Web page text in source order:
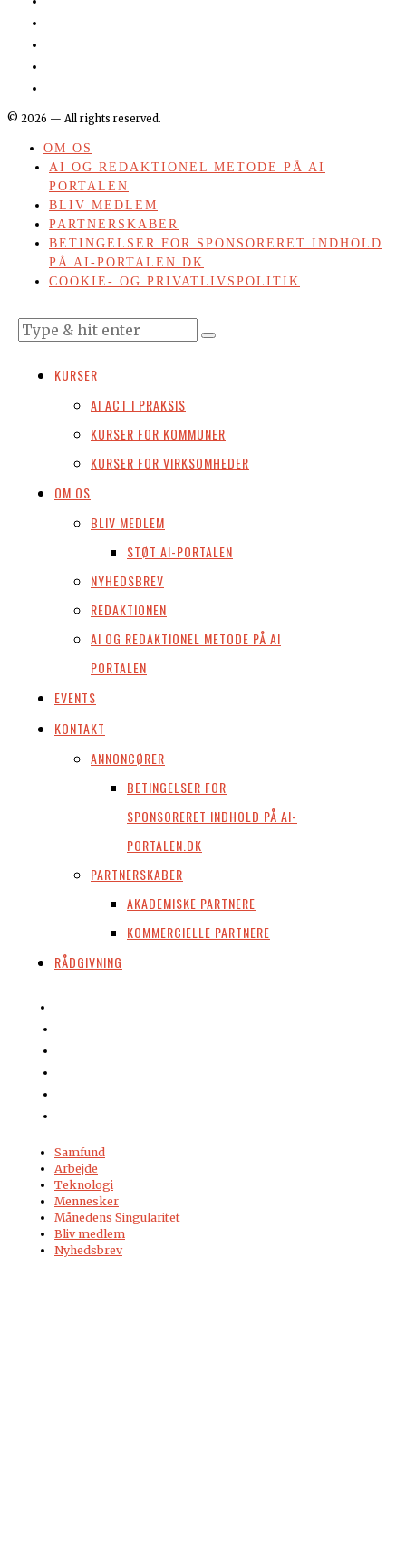
© 2026 — All rights reserved.
OM OS
AI OG REDAKTIONEL METODE PÅ AI
PORTALEN
BLIV MEDLEM
PARTNERSKABER
BETINGELSER FOR SPONSORERET INDHOLD
PÅ AI-PORTALEN.DK
COOKIE- OG PRIVATLIVSPOLITIK
KURSER
AI ACT I PRAKSIS
KURSER FOR KOMMUNER
KURSER FOR VIRKSOMHEDER
OM OS
BLIV MEDLEM
STØT AI-PORTALEN
NYHEDSBREV
REDAKTIONEN
AI OG REDAKTIONEL METODE PÅ AI
PORTALEN
EVENTS
KONTAKT
ANNONCØRER
BETINGELSER FOR
SPONSORERET INDHOLD PÅ AI-
PORTALEN.DK
PARTNERSKABER
AKADEMISKE PARTNERE
KOMMERCIELLE PARTNERE
RÅDGIVNING
Samfund
Arbejde
Teknologi
Mennesker
Månedens Singularitet
Bliv medlem
Nyhedsbrev